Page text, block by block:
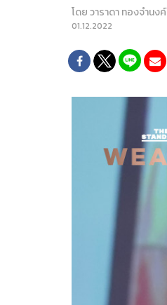
โดยวาราดา ทองจำนงค์
01.12.2022